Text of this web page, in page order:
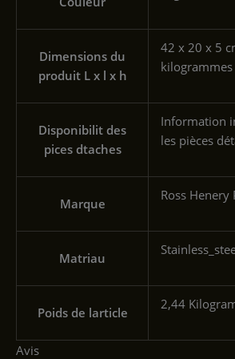
Dimensions du
produit L x l x h
‎42 x 20 x 5
kilogrammes
Disponibilit des
pices dtaches
‎Information
les pièces
Marque
‎Ross Henery
Matriau
Poids de larticle
‎2,44
Avis